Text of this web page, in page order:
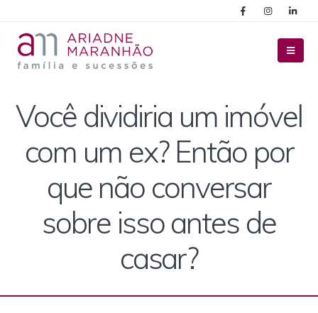
Você dividiria um imóvel
com um ex? Então por
que não conversar
sobre isso antes de
casar?